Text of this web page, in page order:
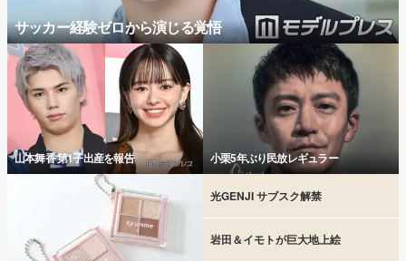
サッカー経験ゼロから演じる覚悟
山本舞香 第1子出産を報告 小栗5年ぶり民放レギュラー
光GENJI サブスク解禁
岩田＆イモトが巨大地上絵